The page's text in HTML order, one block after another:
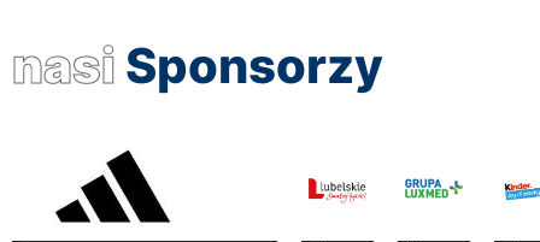
nasi Sponsorzy